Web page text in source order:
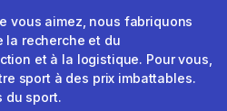
vous aimez, nous fabriquons
la recherche et du
et à la logistique. Pour vous,
sport à des prix imbattables.
du sport.